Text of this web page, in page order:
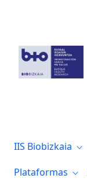
IIS Biobizkaia
Plataformas